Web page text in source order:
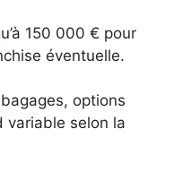
150 000 € pour
éventuelle.
options
variable selon la